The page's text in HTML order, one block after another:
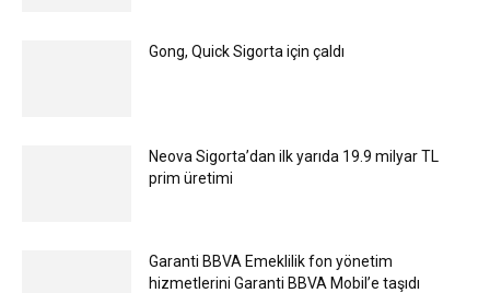
Gong, Quick Sigorta için çaldı
Neova Sigorta’dan ilk yarıda 19.9 milyar TL
prim üretimi
Garanti BBVA Emeklilik fon yönetim
hizmetlerini Garanti BBVA Mobil’e taşıdı